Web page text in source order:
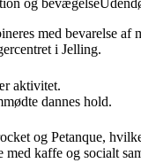
og bevægelse
med bevarelse af
i Jelling.
aktivitet.
dannes hold.
og Petanque,
med kaffe og socialt